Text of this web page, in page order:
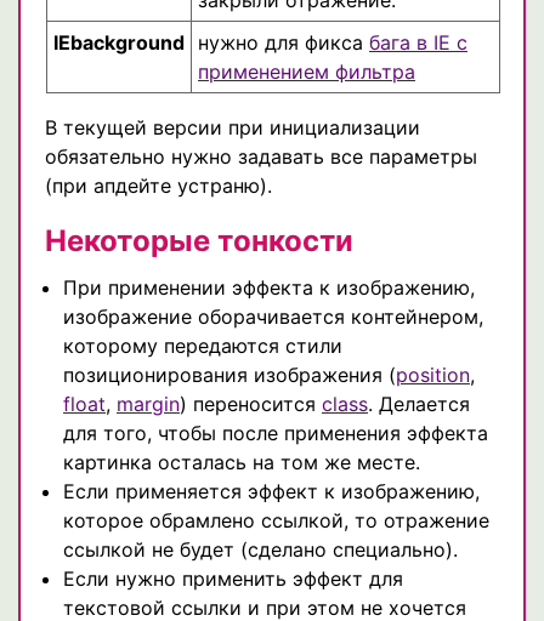
IEbackground нужно для фикса бага в IE с
применением фильтра
В текущей версии при инициализации
обязательно нужно задавать все параметры
(при апдейте устраню).
Некоторые тонкости
При применении эффекта к изображению,
изображение оборачивается контейнером,
которому передаются стили
позиционирования изображения (position,
float, margin) переносится class. Делается
для того, чтобы после применения эффекта
картинка осталась на том же месте.
Если применяется эффект к изображению,
которое обрамлено ссылкой, то отражение
ссылкой не будет (сделано специально).
Если нужно применить эффект для
текстовой ссылки и при этом не хочется